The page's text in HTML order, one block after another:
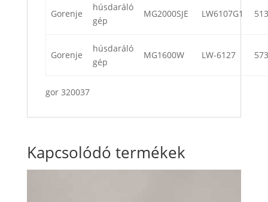
Gorenje
húsdaráló
gép
MG2000SJE LW6107G1
Gorenje
húsdaráló
gép
MG1600W LW-6127
gor 320037
Kapcsolódó termékek